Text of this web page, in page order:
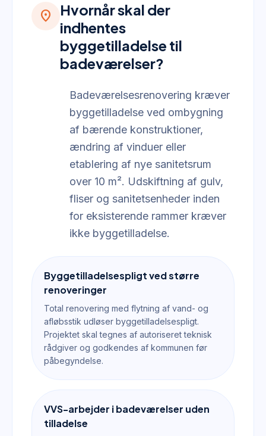
location_on
Hvornår skal der
indhentes
byggetilladelse til
badeværelser?
Badeværelsesrenovering kræver
byggetilladelse ved ombygning
af bærende konstruktioner,
ændring af vinduer eller
etablering af nye sanitetsrum
over 10 m². Udskiftning af gulv,
fliser og sanitetsenheder inden
for eksisterende rammer kræver
ikke byggetilladelse.
Byggetilladelsespligt ved større
renoveringer
Total renovering med flytning af vand- og
afløbsstik udløser byggetilladelsespligt.
Projektet skal tegnes af autoriseret teknisk
rådgiver og godkendes af kommunen før
påbegyndelse.
VVS-arbejder i badeværelser uden
tilladelse